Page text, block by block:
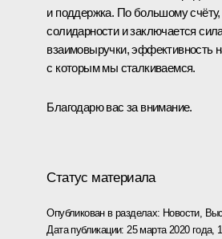
и поддержка. По большому счёту,
солидарности и заключается
взаимовыручки, эффективность
с которым мы сталкиваемся.
Благодарю вас за внимание.
Статус материала
Опубликован в разделах: Новости,
Дата публикации: 25 марта 2020 года,